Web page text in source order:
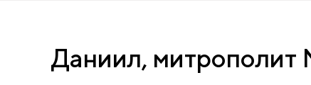
Даниил, митрополит